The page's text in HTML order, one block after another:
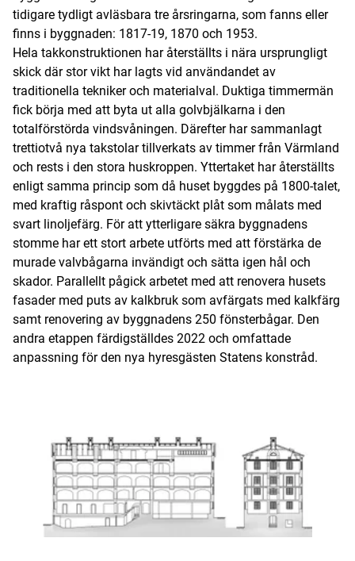
tidigare tydligt avläsbara tre årsringarna, som fanns eller
finns i byggnaden: 1817-19, 1870 och 1953.
Hela takkonstruktionen har återställts i nära ursprungligt
skick där stor vikt har lagts vid användandet av
traditionella tekniker och materialval. Duktiga timmermän
fick börja med att byta ut alla golvbjälkarna i den
totalförstörda vindsvåningen. Därefter har sammanlagt
trettiotvå nya takstolar tillverkats av timmer från Värmland
och rests i den stora huskroppen. Yttertaket har återställts
enligt samma princip som då huset byggdes på 1800-talet,
med kraftig råspont och skivtäckt plåt som målats med
svart linoljefärg. För att ytterligare säkra byggnadens
stomme har ett stort arbete utförts med att förstärka de
murade valvbågarna invändigt och sätta igen hål och
skador. Parallellt pågick arbetet med att renovera husets
fasader med puts av kalkbruk som avfärgats med kalkfärg
samt renovering av byggnadens 250 fönsterbågar. Den
andra etappen färdigställdes 2022 och omfattade
anpassning för den nya hyresgästen Statens konstråd.